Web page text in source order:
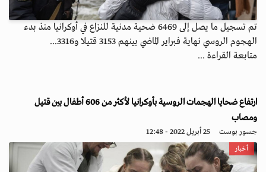
تم تسجيل ما يصل إلى 6469 ضحية مدنية للنزاع في أوكرانيا منذ بدء
الهجوم الروسي نهاية فبراير الماضي بينهم 3153 قتيلا و3316...
متابعة القراءة ...
ارتفاع ضحايا الهجمات الروسية بأوكرانيا لأكثر من 606 أطفال بين قتيل
ومصاب
جسور بوست 25 أبريل 2022 - 12:48
أخبار